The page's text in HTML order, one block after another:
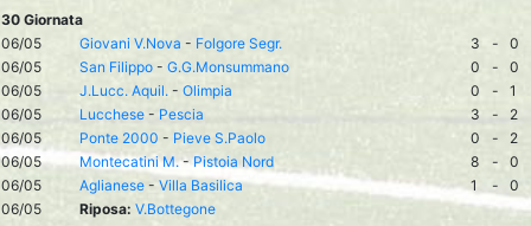
30 Giornata
06/05
Giovani V.Nova - Folgore Segr. 3 -
0
06/05
San Filippo - G.G.Monsummano 0 -
0
06/05
J.Lucc. Aquil. - Olimpia 0 -
1
06/05
Lucchese - Pescia 3 -
2
06/05
Ponte 2000 - Pieve S.Paolo 0 -
2
06/05
Montecatini M.-Pistoia Nord 8 -
0
06/05
Aglianese - Villa Basilica 1 -
0
06/05
Riposa: V.Bottegone